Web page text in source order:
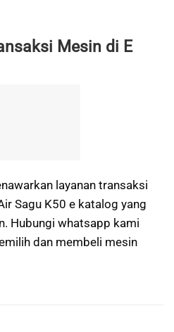
Mesin di E
layanan transaksi
Sagu K50 e katalog yang
Hubungi whatsapp kami
dan membeli mesin